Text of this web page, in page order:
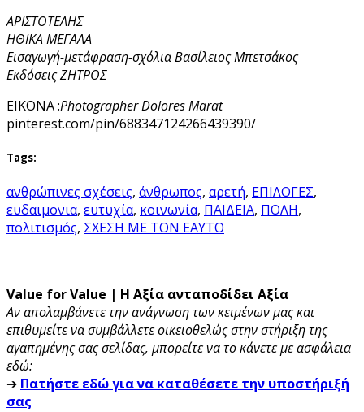
ΑΡΙΣΤΟΤΕΛΗΣ
ΗΘΙΚΑ ΜΕΓΑΛΑ
Εισαγωγή-μετάφραση-σχόλια Βασίλειος Μπετσάκος
Εκδόσεις ΖΗΤΡΟΣ
EIKONA :Photographer Dolores Marat
pinterest.com/pin/688347124266439390/
Tags:
ανθρώπινες σχέσεις, άνθρωπος, αρετή, ΕΠΙΛΟΓΕΣ,
ευδαιμονια, ευτυχία, κοινωνία, ΠΑΙΔΕΙΑ, ΠΟΛΗ,
πολιτισμός, ΣΧΕΣΗ ΜΕ ΤΟΝ ΕΑΥΤΟ
Value for Value | Η Αξία ανταποδίδει Αξία
Αν απολαμβάνετε την ανάγνωση των κειμένων μας και
επιθυμείτε να συμβάλλετε οικειοθελώς στην στήριξη της
αγαπημένης σας σελίδας, μπορείτε να το κάνετε με ασφάλεια
εδώ:
➔ Πατήστε εδώ για να καταθέσετε την υποστήριξή
σας